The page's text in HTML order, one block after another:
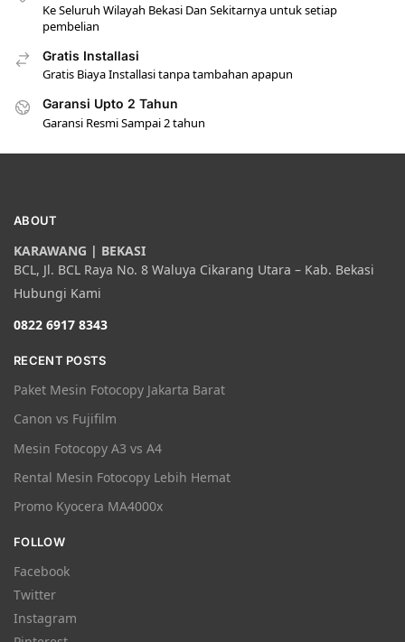
Ke Seluruh Wilayah Bekasi Dan Sekitarnya untuk setiap
pembelian
Gratis Installasi
Gratis Biaya Installasi tanpa tambahan apapun
Garansi Upto 2 Tahun
Garansi Resmi Sampai 2 tahun
ABOUT
KARAWANG | BEKASI
BCL, Jl. BCL Raya No. 8 Waluya Cikarang Utara – Kab. Bekasi
Hubungi Kami
0822 6917 8343
RECENT POSTS
Paket Mesin Fotocopy Jakarta Barat
Canon vs Fujifilm
Mesin Fotocopy A3 vs A4
Rental Mesin Fotocopy Lebih Hemat
Promo Kyocera MA4000x
FOLLOW
Facebook
Twitter
Instagram